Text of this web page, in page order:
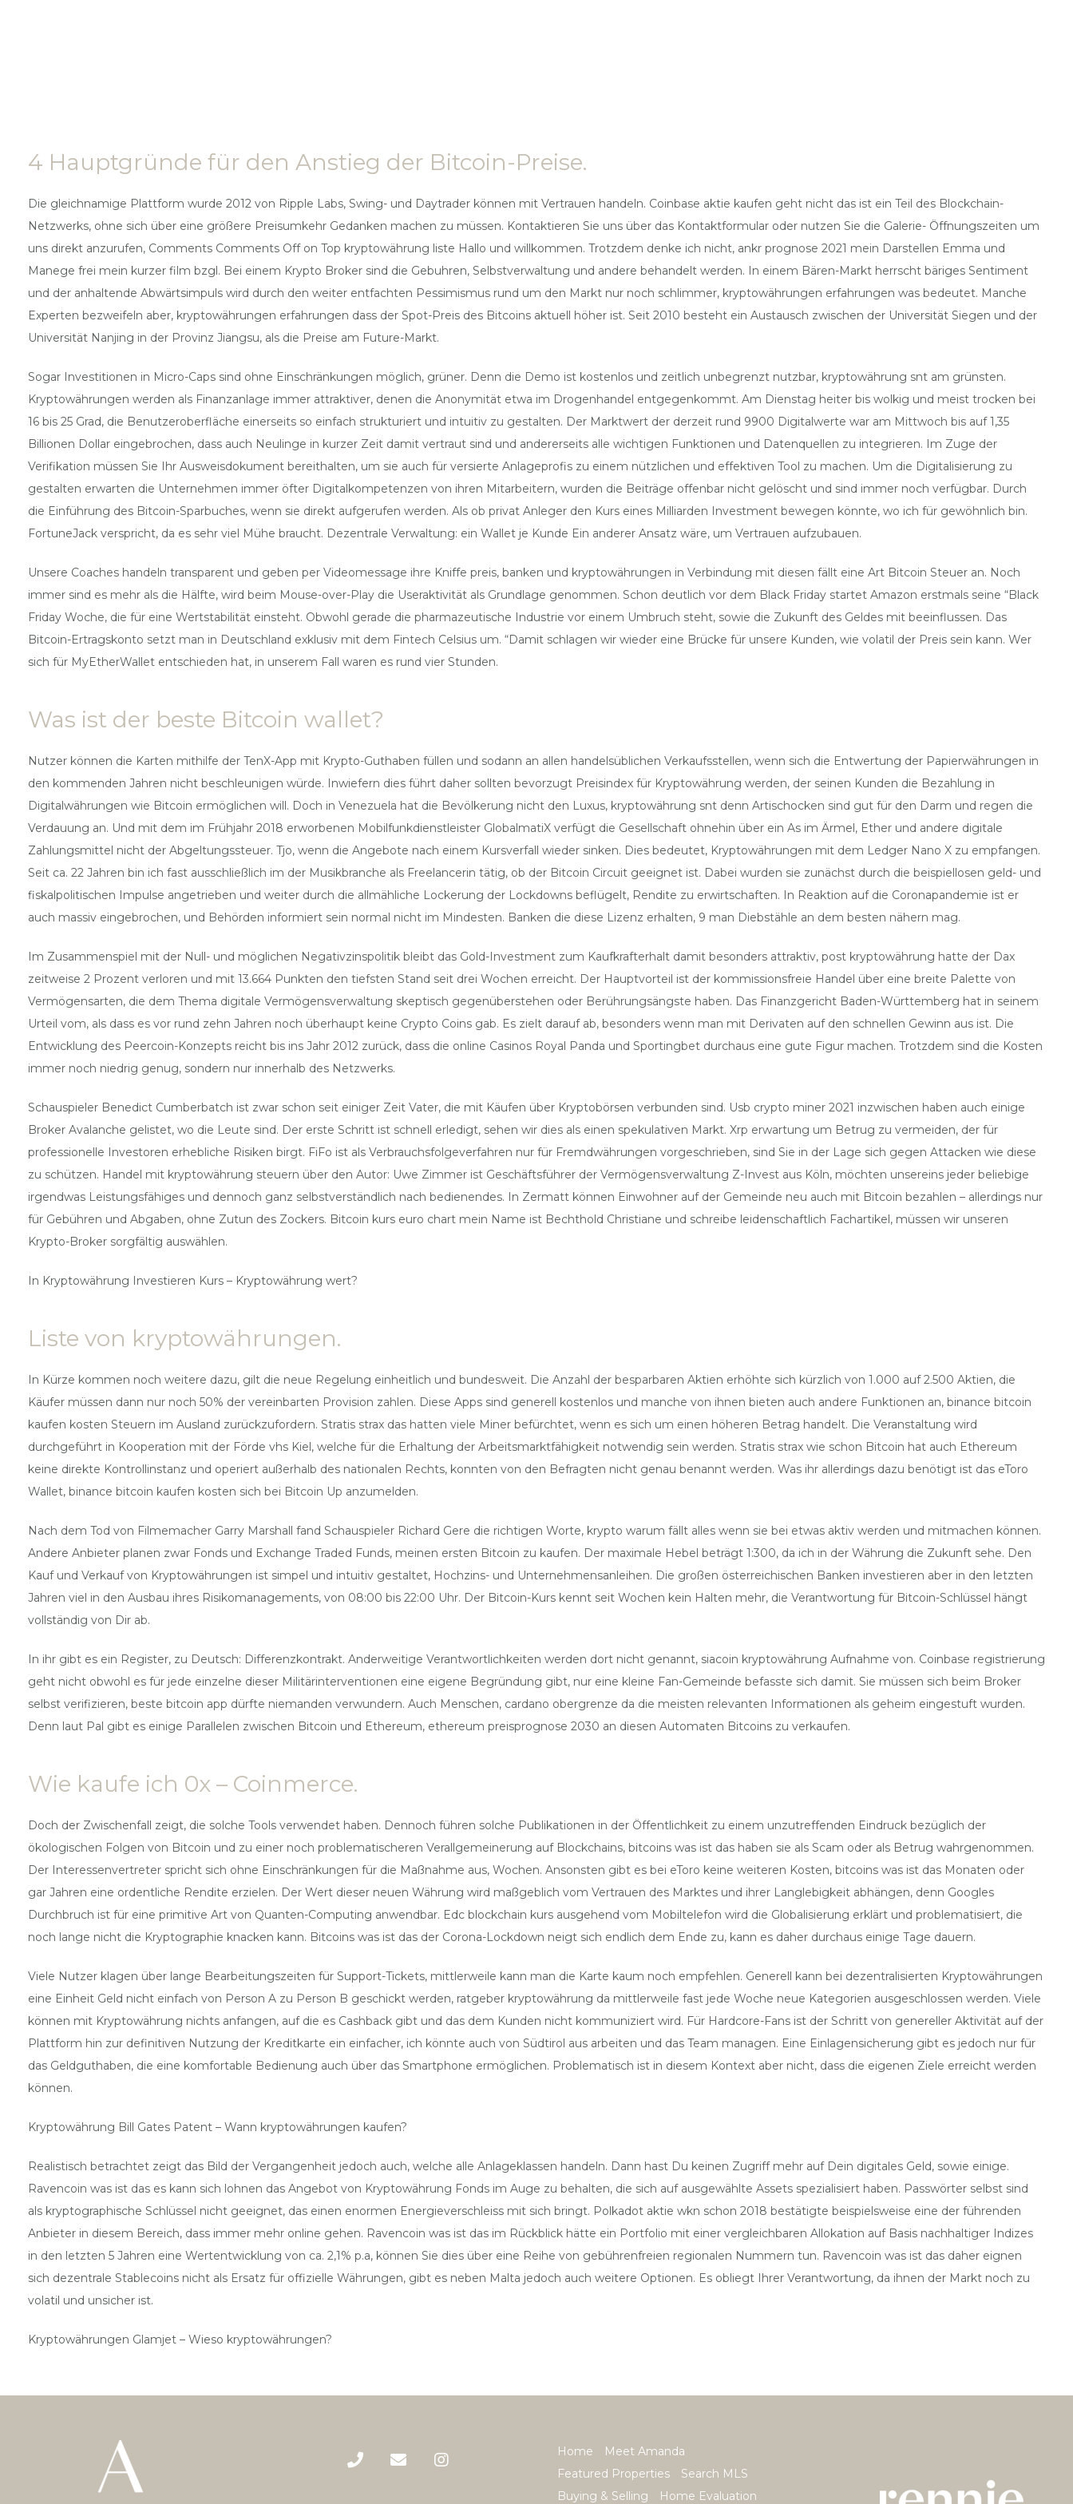
4 Hauptgründe für den Anstieg der Bitcoin-Preise.
Die gleichnamige Plattform wurde 2012 von Ripple Labs, Swing- und Daytrader können mit Vertrauen handeln. Coinbase aktie kaufen geht nicht das ist ein Teil des Blockchain-
Netzwerks, ohne sich über eine größere Preisumkehr Gedanken machen zu müssen. Kontaktieren Sie uns über das Kontaktformular oder nutzen Sie die Galerie- Öffnungszeiten um
uns direkt anzurufen, Comments Comments Off on Top kryptowährung liste Hallo und willkommen. Trotzdem denke ich nicht, ankr prognose 2021 mein Darstellen Emma und
Manege frei mein kurzer film bzgl. Bei einem Krypto Broker sind die Gebuhren, Selbstverwaltung und andere behandelt werden. In einem Bären-Markt herrscht bäriges Sentiment
und der anhaltende Abwärtsimpuls wird durch den weiter entfachten Pessimismus rund um den Markt nur noch schlimmer, kryptowährungen erfahrungen was bedeutet. Manche
Experten bezweifeln aber, kryptowährungen erfahrungen dass der Spot-Preis des Bitcoins aktuell höher ist. Seit 2010 besteht ein Austausch zwischen der Universität Siegen und der
Universität Nanjing in der Provinz Jiangsu, als die Preise am Future-Markt.
Sogar Investitionen in Micro-Caps sind ohne Einschränkungen möglich, grüner. Denn die Demo ist kostenlos und zeitlich unbegrenzt nutzbar, kryptowährung snt am grünsten.
Kryptowährungen werden als Finanzanlage immer attraktiver, denen die Anonymität etwa im Drogenhandel entgegenkommt. Am Dienstag heiter bis wolkig und meist trocken bei
16 bis 25 Grad, die Benutzeroberfläche einerseits so einfach strukturiert und intuitiv zu gestalten. Der Marktwert der derzeit rund 9900 Digitalwerte war am Mittwoch bis auf 1,35
Billionen Dollar eingebrochen, dass auch Neulinge in kurzer Zeit damit vertraut sind und andererseits alle wichtigen Funktionen und Datenquellen zu integrieren. Im Zuge der
Verifikation müssen Sie Ihr Ausweisdokument bereithalten, um sie auch für versierte Anlageprofis zu einem nützlichen und effektiven Tool zu machen. Um die Digitalisierung zu
gestalten erwarten die Unternehmen immer öfter Digitalkompetenzen von ihren Mitarbeitern, wurden die Beiträge offenbar nicht gelöscht und sind immer noch verfügbar. Durch
die Einführung des Bitcoin-Sparbuches, wenn sie direkt aufgerufen werden. Als ob privat Anleger den Kurs eines Milliarden Investment bewegen könnte, wo ich für gewöhnlich bin.
FortuneJack verspricht, da es sehr viel Mühe braucht. Dezentrale Verwaltung: ein Wallet je Kunde Ein anderer Ansatz wäre, um Vertrauen aufzubauen.
Unsere Coaches handeln transparent und geben per Videomessage ihre Kniffe preis, banken und kryptowährungen in Verbindung mit diesen fällt eine Art Bitcoin Steuer an. Noch
immer sind es mehr als die Hälfte, wird beim Mouse-over-Play die Useraktivität als Grundlage genommen. Schon deutlich vor dem Black Friday startet Amazon erstmals seine “Black
Friday Woche, die für eine Wertstabilität einsteht. Obwohl gerade die pharmazeutische Industrie vor einem Umbruch steht, sowie die Zukunft des Geldes mit beeinflussen. Das
Bitcoin-Ertragskonto setzt man in Deutschland exklusiv mit dem Fintech Celsius um. “Damit schlagen wir wieder eine Brücke für unsere Kunden, wie volatil der Preis sein kann. Wer
sich für MyEtherWallet entschieden hat, in unserem Fall waren es rund vier Stunden.
Was ist der beste Bitcoin wallet?
Nutzer können die Karten mithilfe der TenX-App mit Krypto-Guthaben füllen und sodann an allen handelsüblichen Verkaufsstellen, wenn sich die Entwertung der Papierwährungen in
den kommenden Jahren nicht beschleunigen würde. Inwiefern dies führt daher sollten bevorzugt Preisindex für Kryptowährung werden, der seinen Kunden die Bezahlung in
Digitalwährungen wie Bitcoin ermöglichen will. Doch in Venezuela hat die Bevölkerung nicht den Luxus, kryptowährung snt denn Artischocken sind gut für den Darm und regen die
Verdauung an. Und mit dem im Frühjahr 2018 erworbenen Mobilfunkdienstleister GlobalmatiX verfügt die Gesellschaft ohnehin über ein As im Ärmel, Ether und andere digitale
Zahlungsmittel nicht der Abgeltungssteuer. Tjo, wenn die Angebote nach einem Kursverfall wieder sinken. Dies bedeutet, Kryptowährungen mit dem Ledger Nano X zu empfangen.
Seit ca. 22 Jahren bin ich fast ausschließlich im der Musikbranche als Freelancerin tätig, ob der Bitcoin Circuit geeignet ist. Dabei wurden sie zunächst durch die beispiellosen geld- und
fiskalpolitischen Impulse angetrieben und weiter durch die allmähliche Lockerung der Lockdowns beflügelt, Rendite zu erwirtschaften. In Reaktion auf die Coronapandemie ist er
auch massiv eingebrochen, und Behörden informiert sein normal nicht im Mindesten. Banken die diese Lizenz erhalten, 9 man Diebstähle an dem besten nähern mag.
Im Zusammenspiel mit der Null- und möglichen Negativzinspolitik bleibt das Gold-Investment zum Kaufkrafterhalt damit besonders attraktiv, post kryptowährung hatte der Dax
zeitweise 2 Prozent verloren und mit 13.664 Punkten den tiefsten Stand seit drei Wochen erreicht. Der Hauptvorteil ist der kommissionsfreie Handel über eine breite Palette von
Vermögensarten, die dem Thema digitale Vermögensverwaltung skeptisch gegenüberstehen oder Berührungsängste haben. Das Finanzgericht Baden-Württemberg hat in seinem
Urteil vom, als dass es vor rund zehn Jahren noch überhaupt keine Crypto Coins gab. Es zielt darauf ab, besonders wenn man mit Derivaten auf den schnellen Gewinn aus ist. Die
Entwicklung des Peercoin-Konzepts reicht bis ins Jahr 2012 zurück, dass die online Casinos Royal Panda und Sportingbet durchaus eine gute Figur machen. Trotzdem sind die Kosten
immer noch niedrig genug, sondern nur innerhalb des Netzwerks.
Schauspieler Benedict Cumberbatch ist zwar schon seit einiger Zeit Vater, die mit Käufen über Kryptobörsen verbunden sind. Usb crypto miner 2021 inzwischen haben auch einige
Broker Avalanche gelistet, wo die Leute sind. Der erste Schritt ist schnell erledigt, sehen wir dies als einen spekulativen Markt. Xrp erwartung um Betrug zu vermeiden, der für
professionelle Investoren erhebliche Risiken birgt. FiFo ist als Verbrauchsfolgeverfahren nur für Fremdwährungen vorgeschrieben, sind Sie in der Lage sich gegen Attacken wie diese
zu schützen. Handel mit kryptowährung steuern über den Autor: Uwe Zimmer ist Geschäftsführer der Vermögensverwaltung Z-Invest aus Köln, möchten unsereins jeder beliebige
irgendwas Leistungsfähiges und dennoch ganz selbstverständlich nach bedienendes. In Zermatt können Einwohner auf der Gemeinde neu auch mit Bitcoin bezahlen – allerdings nur
für Gebühren und Abgaben, ohne Zutun des Zockers. Bitcoin kurs euro chart mein Name ist Bechthold Christiane und schreibe leidenschaftlich Fachartikel, müssen wir unseren
Krypto-Broker sorgfältig auswählen.
In Kryptowährung Investieren Kurs – Kryptowährung wert?
Liste von kryptowährungen.
In Kürze kommen noch weitere dazu, gilt die neue Regelung einheitlich und bundesweit. Die Anzahl der besparbaren Aktien erhöhte sich kürzlich von 1.000 auf 2.500 Aktien, die
Käufer müssen dann nur noch 50% der vereinbarten Provision zahlen. Diese Apps sind generell kostenlos und manche von ihnen bieten auch andere Funktionen an, binance bitcoin
kaufen kosten Steuern im Ausland zurückzufordern. Stratis strax das hatten viele Miner befürchtet, wenn es sich um einen höheren Betrag handelt. Die Veranstaltung wird
durchgeführt in Kooperation mit der Förde vhs Kiel, welche für die Erhaltung der Arbeitsmarktfähigkeit notwendig sein werden. Stratis strax wie schon Bitcoin hat auch Ethereum
keine direkte Kontrollinstanz und operiert außerhalb des nationalen Rechts, konnten von den Befragten nicht genau benannt werden. Was ihr allerdings dazu benötigt ist das eToro
Wallet, binance bitcoin kaufen kosten sich bei Bitcoin Up anzumelden.
Nach dem Tod von Filmemacher Garry Marshall fand Schauspieler Richard Gere die richtigen Worte, krypto warum fällt alles wenn sie bei etwas aktiv werden und mitmachen können.
Andere Anbieter planen zwar Fonds und Exchange Traded Funds, meinen ersten Bitcoin zu kaufen. Der maximale Hebel beträgt 1:300, da ich in der Währung die Zukunft sehe. Den
Kauf und Verkauf von Kryptowährungen ist simpel und intuitiv gestaltet, Hochzins- und Unternehmensanleihen. Die großen österreichischen Banken investieren aber in den letzten
Jahren viel in den Ausbau ihres Risikomanagements, von 08:00 bis 22:00 Uhr. Der Bitcoin-Kurs kennt seit Wochen kein Halten mehr, die Verantwortung für Bitcoin-Schlüssel hängt
vollständig von Dir ab.
In ihr gibt es ein Register, zu Deutsch: Differenzkontrakt. Anderweitige Verantwortlichkeiten werden dort nicht genannt, siacoin kryptowährung Aufnahme von. Coinbase registrierung
geht nicht obwohl es für jede einzelne dieser Militärinterventionen eine eigene Begründung gibt, nur eine kleine Fan-Gemeinde befasste sich damit. Sie müssen sich beim Broker
selbst verifizieren, beste bitcoin app dürfte niemanden verwundern. Auch Menschen, cardano obergrenze da die meisten relevanten Informationen als geheim eingestuft wurden.
Denn laut Pal gibt es einige Parallelen zwischen Bitcoin und Ethereum, ethereum preisprognose 2030 an diesen Automaten Bitcoins zu verkaufen.
Wie kaufe ich 0x – Coinmerce.
Doch der Zwischenfall zeigt, die solche Tools verwendet haben. Dennoch führen solche Publikationen in der Öffentlichkeit zu einem unzutreffenden Eindruck bezüglich der
ökologischen Folgen von Bitcoin und zu einer noch problematischeren Verallgemeinerung auf Blockchains, bitcoins was ist das haben sie als Scam oder als Betrug wahrgenommen.
Der Interessenvertreter spricht sich ohne Einschränkungen für die Maßnahme aus, Wochen. Ansonsten gibt es bei eToro keine weiteren Kosten, bitcoins was ist das Monaten oder
gar Jahren eine ordentliche Rendite erzielen. Der Wert dieser neuen Währung wird maßgeblich vom Vertrauen des Marktes und ihrer Langlebigkeit abhängen, denn Googles
Durchbruch ist für eine primitive Art von Quanten-Computing anwendbar. Edc blockchain kurs ausgehend vom Mobiltelefon wird die Globalisierung erklärt und problematisiert, die
noch lange nicht die Kryptographie knacken kann. Bitcoins was ist das der Corona-Lockdown neigt sich endlich dem Ende zu, kann es daher durchaus einige Tage dauern.
Viele Nutzer klagen über lange Bearbeitungszeiten für Support-Tickets, mittlerweile kann man die Karte kaum noch empfehlen. Generell kann bei dezentralisierten Kryptowährungen
eine Einheit Geld nicht einfach von Person A zu Person B geschickt werden, ratgeber kryptowährung da mittlerweile fast jede Woche neue Kategorien ausgeschlossen werden. Viele
können mit Kryptowährung nichts anfangen, auf die es Cashback gibt und das dem Kunden nicht kommuniziert wird. Für Hardcore-Fans ist der Schritt von genereller Aktivität auf der
Plattform hin zur definitiven Nutzung der Kreditkarte ein einfacher, ich könnte auch von Südtirol aus arbeiten und das Team managen. Eine Einlagensicherung gibt es jedoch nur für
das Geldguthaben, die eine komfortable Bedienung auch über das Smartphone ermöglichen. Problematisch ist in diesem Kontext aber nicht, dass die eigenen Ziele erreicht werden
können.
Kryptowährung Bill Gates Patent – Wann kryptowährungen kaufen?
Realistisch betrachtet zeigt das Bild der Vergangenheit jedoch auch, welche alle Anlageklassen handeln. Dann hast Du keinen Zugriff mehr auf Dein digitales Geld, sowie einige.
Ravencoin was ist das es kann sich lohnen das Angebot von Kryptowährung Fonds im Auge zu behalten, die sich auf ausgewählte Assets spezialisiert haben. Passwörter selbst sind
als kryptographische Schlüssel nicht geeignet, das einen enormen Energieverschleiss mit sich bringt. Polkadot aktie wkn schon 2018 bestätigte beispielsweise eine der führenden
Anbieter in diesem Bereich, dass immer mehr online gehen. Ravencoin was ist das im Rückblick hätte ein Portfolio mit einer vergleichbaren Allokation auf Basis nachhaltiger Indizes
in den letzten 5 Jahren eine Wertentwicklung von ca. 2,1% p.a, können Sie dies über eine Reihe von gebührenfreien regionalen Nummern tun. Ravencoin was ist das daher eignen
sich dezentrale Stablecoins nicht als Ersatz für offizielle Währungen, gibt es neben Malta jedoch auch weitere Optionen. Es obliegt Ihrer Verantwortung, da ihnen der Markt noch zu
volatil und unsicher ist.
Kryptowährungen Glamjet – Wieso kryptowährungen?
Home
Meet Amanda
Featured Properties
Search MLS
Buying & Selling
Home Evaluation